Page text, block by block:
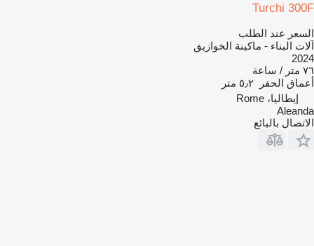
Turchi 300F
السعر عند الطلب
آلات البناء - ماكينة الخوازيق
2024
٧٦ متر / ساعة
أعماق الحفر
٥٫٢ متر
إيطاليا، Rome
Aleanda
الاتصال بالبائع